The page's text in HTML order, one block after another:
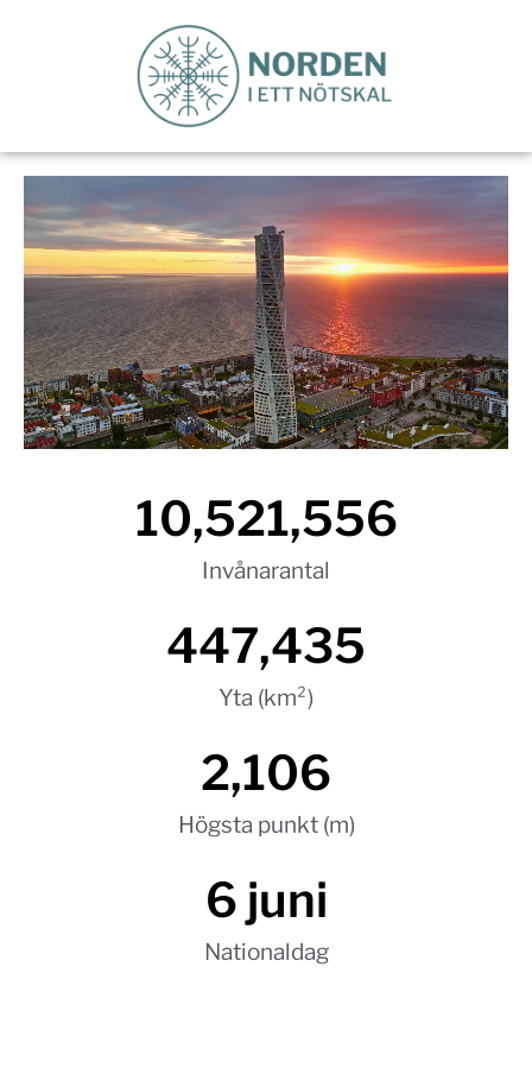
Invånarantal
10,521,556
Yta (km²)
447,435
Högsta punkt (m)
2,106
Nationaldag
6 juni